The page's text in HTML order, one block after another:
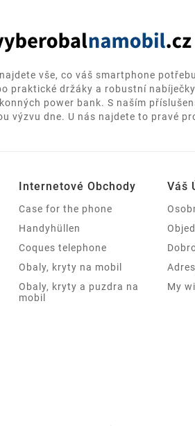
vše, co váš smartphone
praktické držáky a robustní
power bank. S naším
výzvu dne. U nás najdete to pravé
Internetové Obchody
Case for the phone
Handyhüllen
Coques telephone
Obaly, kryty na mobil
Obaly, kryty a puzdra na
mobil
Váš
My